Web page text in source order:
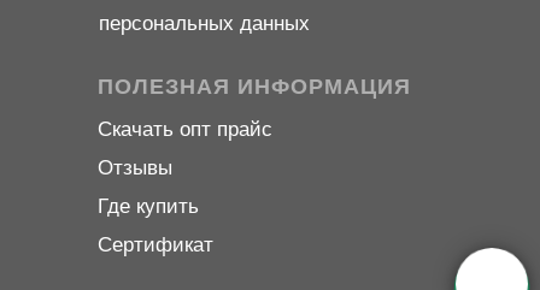
ПОЛЕЗНАЯ ИНФОРМАЦИЯ
Скачать опт прайс
Сертификат
Отзывы
Где купить
персональных данных